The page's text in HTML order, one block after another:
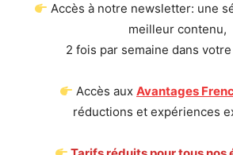
Accès à notre newsletter: une
meilleur contenu,
2 fois par semaine dans
Accès auxAvantages
réductions et expériences